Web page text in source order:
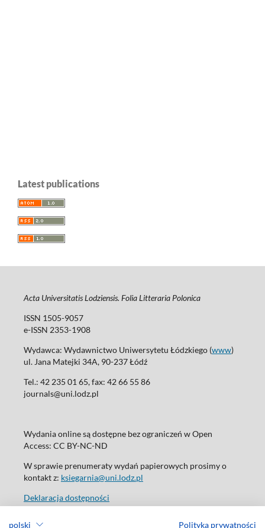
polski Polityka prywatności
Latest publications
Acta Universitatis Lodziensis. Folia Litteraria Polonica
ISSN 1505-9057
e-ISSN 2353-1908
Wydawca: Wydawnictwo Uniwersytetu Łódzkiego (www)
ul. Jana Matejki 34A, 90-237 Łódź
Tel.: 42 235 01 65, fax: 42 66 55 86
journals@uni.lodz.pl
Wydania online są dostępne bez ograniczeń w Open
Access: CC BY-NC-ND
W sprawie prenumeraty wydań papierowych prosimy o
kontakt z: ksiegarnia@uni.lodz.pl
Deklaracja dostępności